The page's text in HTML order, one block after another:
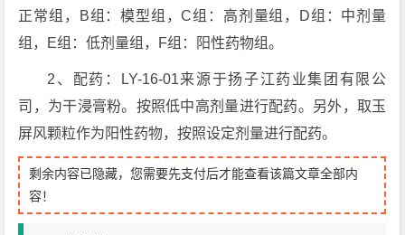
正常组，B组：模型组，C组：高剂量组，D组：中剂量
组，E组：低剂量组，F组：阳性药物组。
2、配药：LY-16-01来源于扬子江药业集团有限公
司，为干浸膏粉。按照低中高剂量进行配药。另外，取玉
屏风颗粒作为阳性药物，按照设定剂量进行配药。
剩余内容已隐藏，您需要先支付后才能查看该篇文章全部内
容！